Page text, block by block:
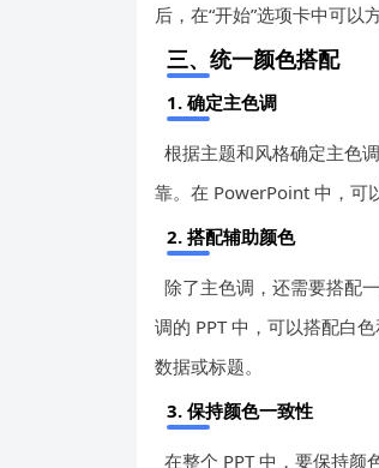
后，在“开始”选项卡中可以
三、统一颜色搭配
1. 确定主色调
根据主题和风格确定主色
靠。在 PowerPoint 中，可
2. 搭配辅助颜色
除了主色调，还需要搭配
调的 PPT 中，可以搭配白
数据或标题。
3. 保持颜色一致性
在整个 PPT 中，要保持颜